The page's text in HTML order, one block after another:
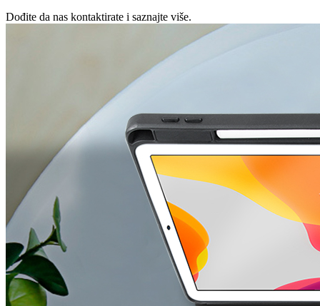
Dođite da nas kontaktirate i saznajte više.